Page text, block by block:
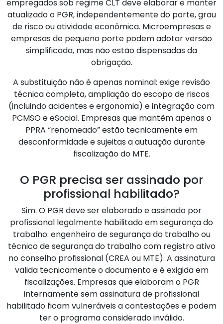
empregados sob regime CLT deve elaborar e manter
atualizado o PGR, independentemente do porte, grau
de risco ou atividade econômica. Microempresas e
empresas de pequeno porte podem adotar versão
simplificada, mas não estão dispensadas da
obrigação.
A substituição não é apenas nominal: exige revisão
técnica completa, ampliação do escopo de riscos
(incluindo acidentes e ergonomia) e integração com
PCMSO e eSocial. Empresas que mantêm apenas o
PPRA “renomeado” estão tecnicamente em
desconformidade e sujeitas a autuação durante
fiscalização do MTE.
O PGR precisa ser assinado por
profissional habilitado?
Sim. O PGR deve ser elaborado e assinado por
profissional legalmente habilitado em segurança do
trabalho: engenheiro de segurança do trabalho ou
técnico de segurança do trabalho com registro ativo
no conselho profissional (CREA ou MTE). A assinatura
valida tecnicamente o documento e é exigida em
fiscalizações. Empresas que elaboram o PGR
internamente sem assinatura de profissional
habilitado ficam vulneráveis a contestações e podem
ter o programa considerado inválido.